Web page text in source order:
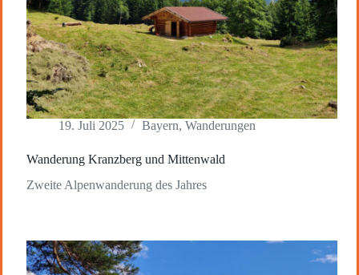
19. Juli 2025 Bayern, Wanderungen
Wanderung Kranzberg und Mittenwald
Zweite Alpenwanderung des Jahres